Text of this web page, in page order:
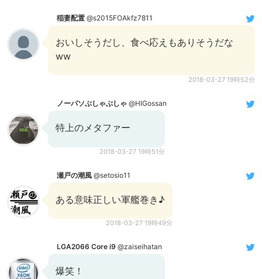
稲妻配置 @s2015FOAkfz7811
おいしそうだし、食べ応えもありそうだな
ww
2018-03-27 19時52分
ノーパソぶしゃぶしゃ @HIGossan
特上のメタファー
2018-03-27 19時51分
瀬戸の潮風 @setosio11
ある意味正しい軍艦巻き♪
2018-03-27 19時49分
LGA2066 Core i9 @zaiseihatan
爆笑！